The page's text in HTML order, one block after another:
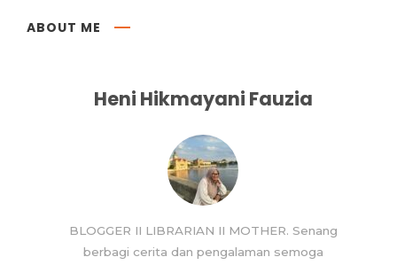
ABOUT ME
Heni Hikmayani Fauzia
BLOGGER II LIBRARIAN II MOTHER. Senang
berbagi cerita dan pengalaman semoga